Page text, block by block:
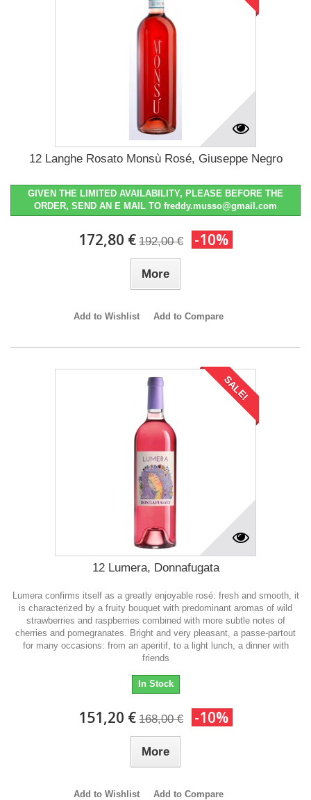
12 Langhe Rosato Monsù Rosé, Giuseppe Negro
GIVEN THE LIMITED AVAILABILITY, PLEASE BEFORE THE
ORDER, SEND AN E MAIL TO freddy.musso@gmail.com
172,80 € 192,00 € -10%
More
Add to Wishlist Add to Compare
SALE!
12 Lumera, Donnafugata
Lumera confirms itself as a greatly enjoyable rosé: fresh and smooth, it
is characterized by a fruity bouquet with predominant aromas of wild
strawberries and raspberries combined with more subtle notes of
cherries and pomegranates. Bright and very pleasant, a passe-partout
for many occasions: from an aperitif, to a light lunch, a dinner with
friends
In Stock
151,20 € 168,00 € -10%
More
Add to Wishlist Add to Compare